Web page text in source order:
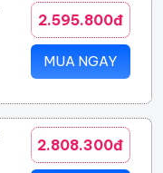
2.595.800đ
MUA NGAY
2.808.300đ